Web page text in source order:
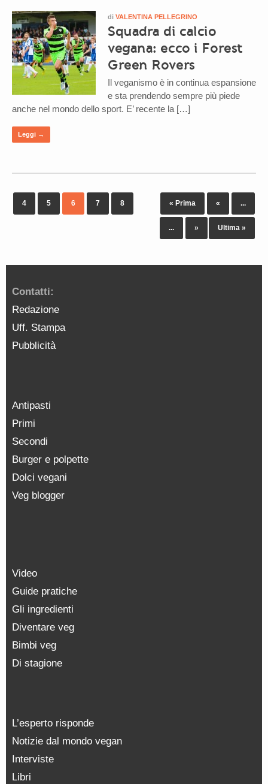
di VALENTINA PELLEGRINO
Squadra di calcio
vegana: ecco i Forest
Green Rovers
Il veganismo è in continua espansione
e sta prendendo sempre più piede
anche nel mondo dello sport. E’ recente la […]
Leggi →
« Prima « ...
4 5 6 7 8
... » Ultima »
Contatti:
Redazione
Uff. Stampa
Pubblicità
Antipasti
Primi
Secondi
Burger e polpette
Dolci vegani
Veg blogger
Video
Guide pratiche
Gli ingredienti
Diventare veg
Bimbi veg
Di stagione
L’esperto risponde
Notizie dal mondo vegan
Interviste
Libri